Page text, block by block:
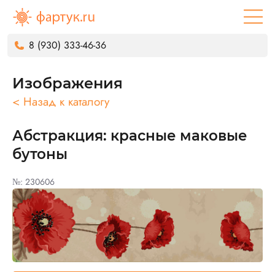
8 (930) 333-46-36
Изображения
< Назад к каталогу
Абстракция: красные маковые
бутоны
№: 230606